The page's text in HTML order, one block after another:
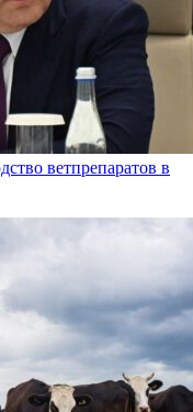
ветпрепаратов в